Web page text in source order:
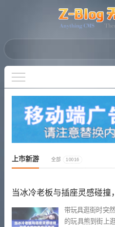
上市新游 全部 10016
当冰冷老板与插座灵感碰撞
带玩具逛街时突
的玩具熊到街上